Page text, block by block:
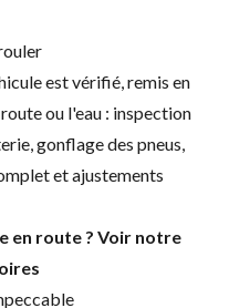
est vérifié, remis en
ou l'eau : inspection
gonflage des pneus,
et ajustements
en route ? Voir notre